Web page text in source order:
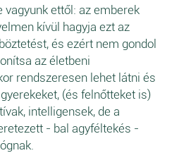
ettől: az emberek
kívül hagyja ezt az
és ezért nem gondol
az életbeni
rendszeresen lehet látni és
(és felnőtteket is)
intelligensek, de a
- bal agyféltekés -